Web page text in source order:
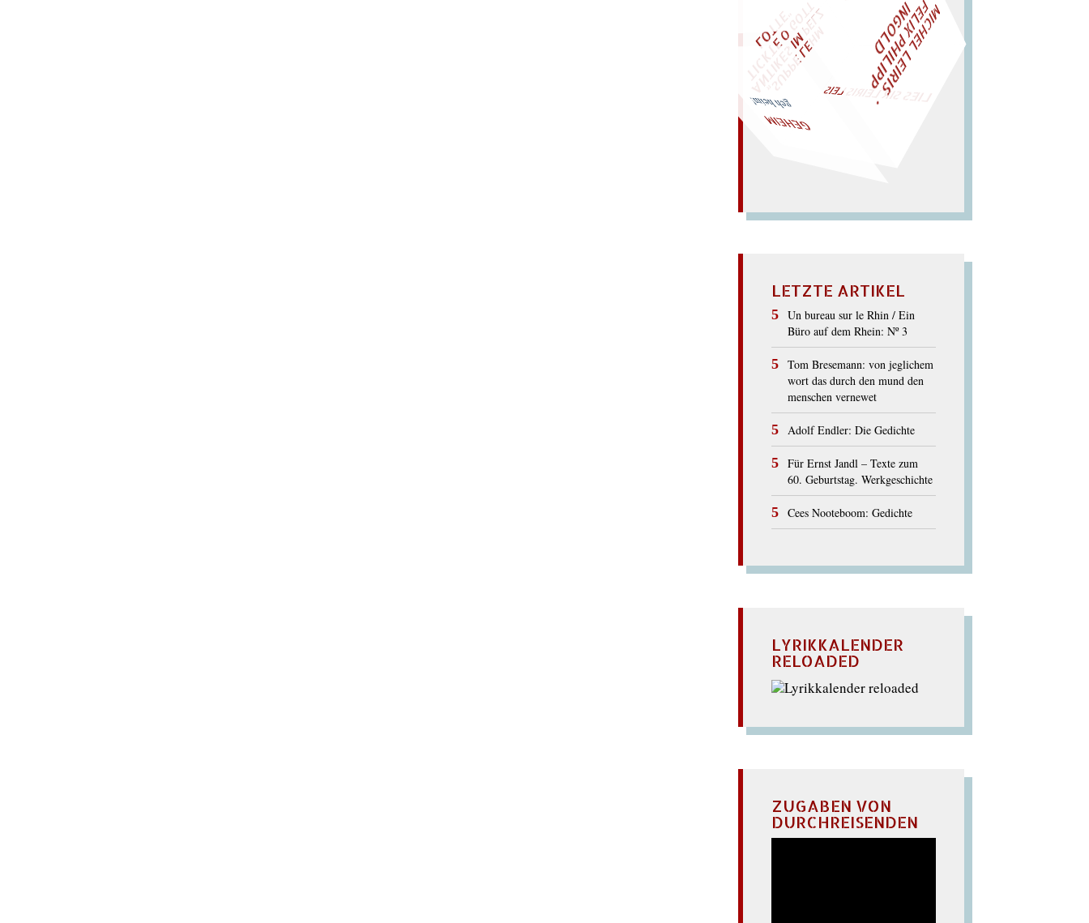
„
S
U
P
P
E
L
E
H
M
A
N
T
I
K
E
S
I
M
P
E
L
Z
T
I
C
K
T
E
O
G
O
T
T
L
O
T
T
E
"
geh heim! M
I
C
H
E
L
L
E
I
R
I
S
・
F
E
L
I
X
P
H
I
L
I
P
P
I
N
G
O
L
D
LIES SIR LEIRIS LEIS
LETZTE ARTIKEL
Un bureau sur le Rhin / Ein
Büro auf dem Rhein: Nº 3
Tom Bresemann: von jeglichem
wort das durch den mund den
menschen vernewet
Adolf Endler: Die Gedichte
Für Ernst Jandl – Texte zum
60. Geburtstag. Werkgeschichte
Cees Nooteboom: Gedichte
LYRIKKALENDER
RELOADED
ZUGABEN VON
DURCHREISENDEN